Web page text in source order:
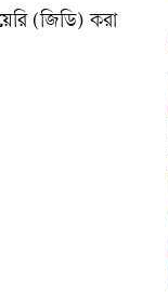
(জিডি) করা